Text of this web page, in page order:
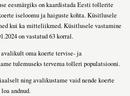
eesmärgiks on kaardistada Eesti tollerite
iseloomu ja haiguste kohta. Küsitlusele
kui ka mitteliikmed. Küsitlusele vastamine
on vastatud 63 korral.
oma koerte tervise- ja
tulemuseks tervema tolleri populatsiooni.
ning avalikustame vaid nende koerte
andnud.